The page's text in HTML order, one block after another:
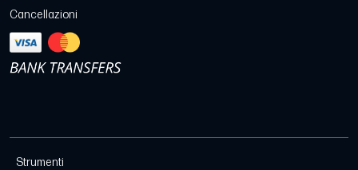
Cancellazioni
Strumenti